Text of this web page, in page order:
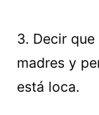
3. Decir
madres y
está loca.